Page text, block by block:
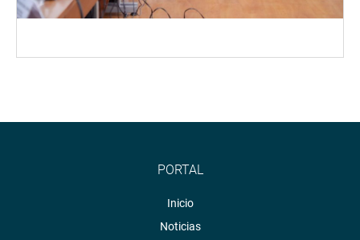
PORTAL
Inicio
Noticias